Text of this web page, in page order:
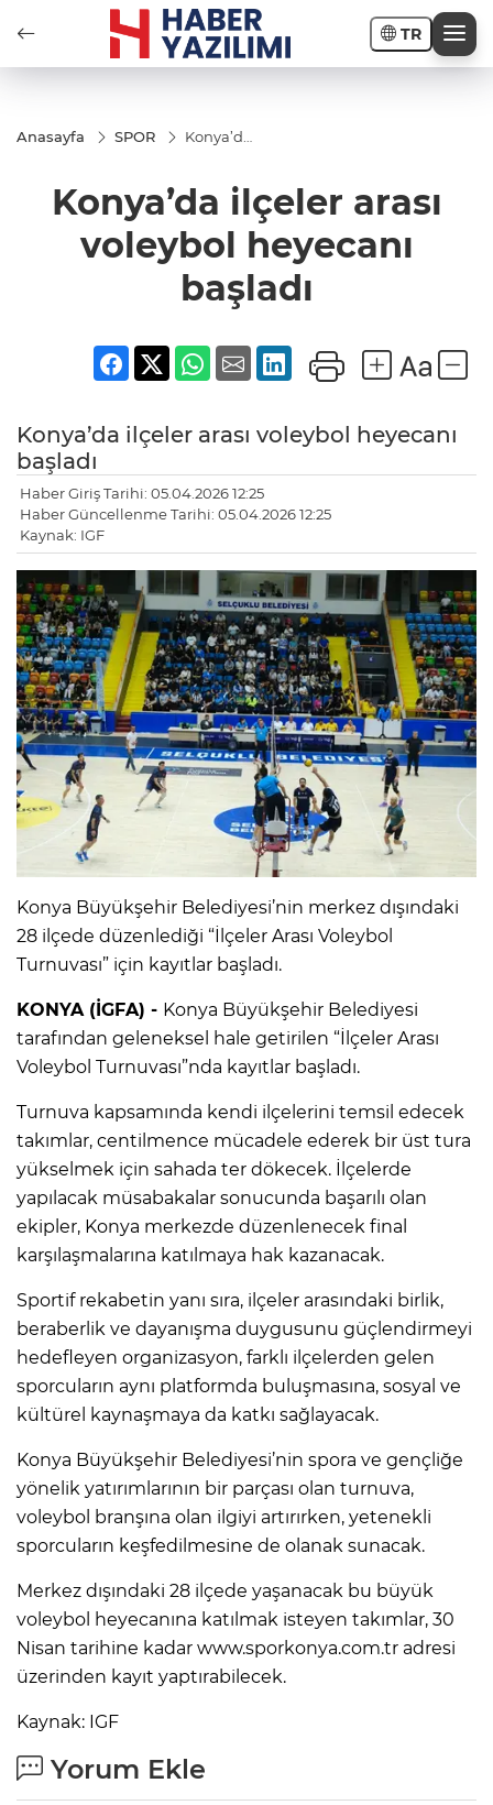
TR
Anasayfa SPOR
Konya’da
voleybol
heyecanı
Konya’da ilçeler arası
voleybol heyecanı
başladı
Konya’da ilçeler arası voleybol heyecanı
başladı
Haber Giriş Tarihi: 05.04.2026 12:25
Haber Güncellenme Tarihi: 05.04.2026 12:25
Kaynak: IGF
Konya Büyükşehir Belediyesi’nin merkez dışındaki
28 ilçede düzenlediği “İlçeler Arası Voleybol
Turnuvası” için kayıtlar başladı.
KONYA (İGFA) - Konya Büyükşehir Belediyesi
tarafından geleneksel hale getirilen “İlçeler Arası
Voleybol Turnuvası”nda kayıtlar başladı.
Turnuva kapsamında kendi ilçelerini temsil edecek
takımlar, centilmence mücadele ederek bir üst tura
yükselmek için sahada ter dökecek. İlçelerde
yapılacak müsabakalar sonucunda başarılı olan
ekipler, Konya merkezde düzenlenecek final
karşılaşmalarına katılmaya hak kazanacak.
Sportif rekabetin yanı sıra, ilçeler arasındaki birlik,
beraberlik ve dayanışma duygusunu güçlendirmeyi
hedefleyen organizasyon, farklı ilçelerden gelen
sporcuların aynı platformda buluşmasına, sosyal ve
kültürel kaynaşmaya da katkı sağlayacak.
Konya Büyükşehir Belediyesi’nin spora ve gençliğe
yönelik yatırımlarının bir parçası olan turnuva,
voleybol branşına olan ilgiyi artırırken, yetenekli
sporcuların keşfedilmesine de olanak sunacak.
Merkez dışındaki 28 ilçede yaşanacak bu büyük
voleybol heyecanına katılmak isteyen takımlar, 30
Nisan tarihine kadar www.sporkonya.com.tr adresi
üzerinden kayıt yaptırabilecek.
Kaynak: IGF
Yorum Ekle